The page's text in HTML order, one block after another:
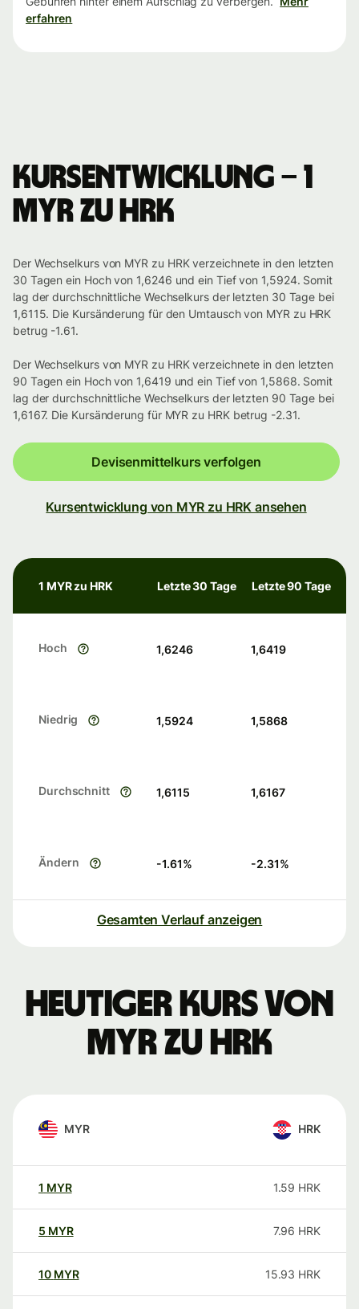
erfahren
Kursentwicklung – 1
MYR zu HRK
Der Wechselkurs von MYR zu HRK verzeichnete in den letzten
30 Tagen ein Hoch von 1,6246 und ein Tief von 1,5924. Somit
lag der durchschnittliche Wechselkurs der letzten 30 Tage bei
1,6115. Die Kursänderung für den Umtausch von MYR zu HRK
betrug -1.61.
Der Wechselkurs von MYR zu HRK verzeichnete in den letzten
90 Tagen ein Hoch von 1,6419 und ein Tief von 1,5868. Somit
lag der durchschnittliche Wechselkurs der letzten 90 Tage bei
1,6167. Die Kursänderung für MYR zu HRK betrug -2.31.
Devisenmittelkurs verfolgen
Kursentwicklung von MYR zu HRK ansehen
1 MYR zu HRK Letzte 30 Tage Letzte 90 Tage
Hoch 1,6246 1,6419
Niedrig 1,5924 1,5868
Durchschnitt 1,6115 1,6167
Ändern -1.61% -2.31%
Gesamten Verlauf anzeigen
Heutiger Kurs von
MYR zu HRK
MYR HRK
1 MYR 1.59 HRK
5 MYR 7.96 HRK
10 MYR 15.93 HRK